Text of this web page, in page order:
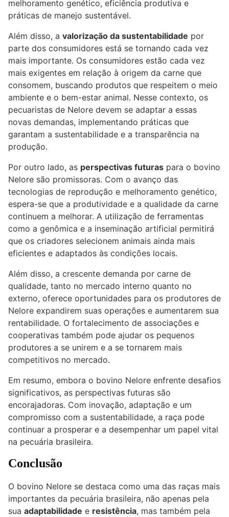
melhoramento genético, eficiência produtiva e
práticas de manejo sustentável.
Além disso, a valorização da sustentabilidade por
parte dos consumidores está se tornando cada vez
mais importante. Os consumidores estão cada vez
mais exigentes em relação à origem da carne que
consomem, buscando produtos que respeitem o meio
ambiente e o bem-estar animal. Nesse contexto, os
pecuaristas de Nelore devem se adaptar a essas
novas demandas, implementando práticas que
garantam a sustentabilidade e a transparência na
produção.
Por outro lado, as perspectivas futuras para o bovino
Nelore são promissoras. Com o avanço das
tecnologias de reprodução e melhoramento genético,
espera-se que a produtividade e a qualidade da carne
continuem a melhorar. A utilização de ferramentas
como a genômica e a inseminação artificial permitirá
que os criadores selecionem animais ainda mais
eficientes e adaptados às condições locais.
Além disso, a crescente demanda por carne de
qualidade, tanto no mercado interno quanto no
externo, oferece oportunidades para os produtores de
Nelore expandirem suas operações e aumentarem sua
rentabilidade. O fortalecimento de associações e
cooperativas também pode ajudar os pequenos
produtores a se unirem e a se tornarem mais
competitivos no mercado.
Em resumo, embora o bovino Nelore enfrente desafios
significativos, as perspectivas futuras são
encorajadoras. Com inovação, adaptação e um
compromisso com a sustentabilidade, a raça pode
continuar a prosperar e a desempenhar um papel vital
na pecuária brasileira.
Conclusão
O bovino Nelore se destaca como uma das raças mais
importantes da pecuária brasileira, não apenas pela
sua adaptabilidade e resistência, mas também pela